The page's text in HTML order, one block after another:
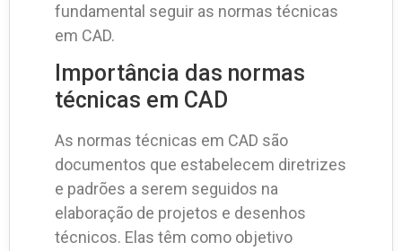
fundamental seguir as normas técnicas
em CAD.
Importância das normas
técnicas em CAD
As normas técnicas em CAD são
documentos que estabelecem diretrizes
e padrões a serem seguidos na
elaboração de projetos e desenhos
técnicos. Elas têm como objetivo